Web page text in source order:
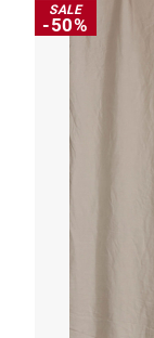
SALE
-50%